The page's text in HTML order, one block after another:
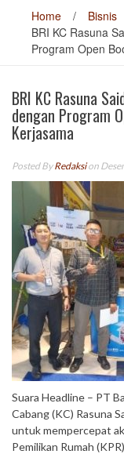
Home / Bisnis
BRI KC Rasuna
Program Open
BRI KC Rasuna
dengan Program
Kerjasama
Posted ByRedaksion
Suara Headline – PT
Cabang (KC) Rasuna
untuk mempercepat
Pemilikan Rumah